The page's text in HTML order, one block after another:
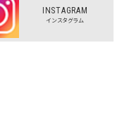
INSTAGRAM
インスタグラム